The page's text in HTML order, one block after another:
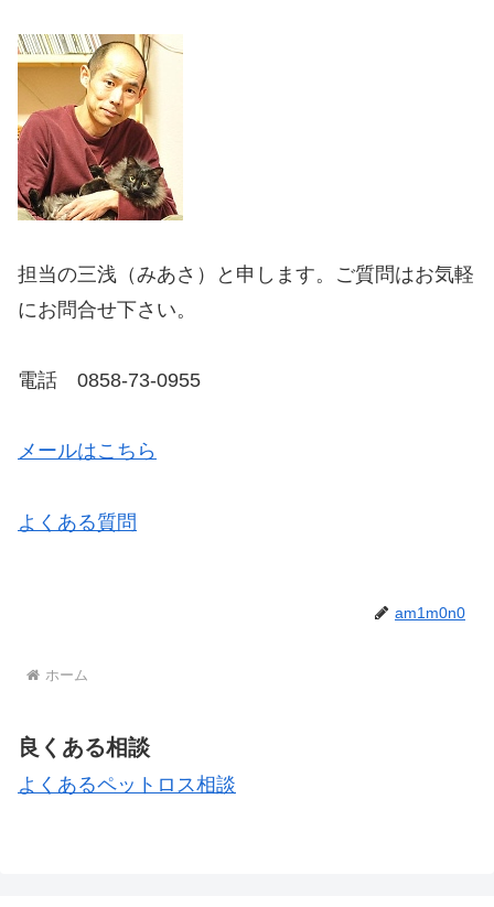
担当の三浅（みあさ）と申します。ご質問はお気軽
にお問合せ下さい。
電話 0858-73-0955
メールはこちら
よくある質問
am1m0n0
ホーム
良くある相談
よくあるペットロス相談